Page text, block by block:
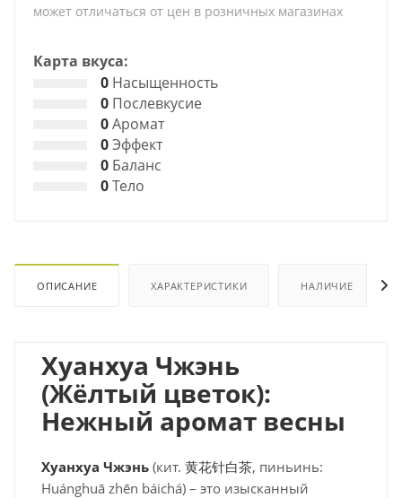
может отличаться от цен в розничных магазинах
Карта вкуса:
0 Насыщенность
0 Послевкусие
0Аромат
0Эффект
0 Баланс
0Тело
ОПИСАНИЕ ХАРАКТЕРИСТИКИ НАЛИЧИЕ
Хуанхуа Чжэнь
(Жёлтый цветок):
Нежный аромат весны
Хуанхуа Чжэнь (кит. 黄花针白茶, пиньинь:
Huánghuā zhēn báichá) – это изысканный